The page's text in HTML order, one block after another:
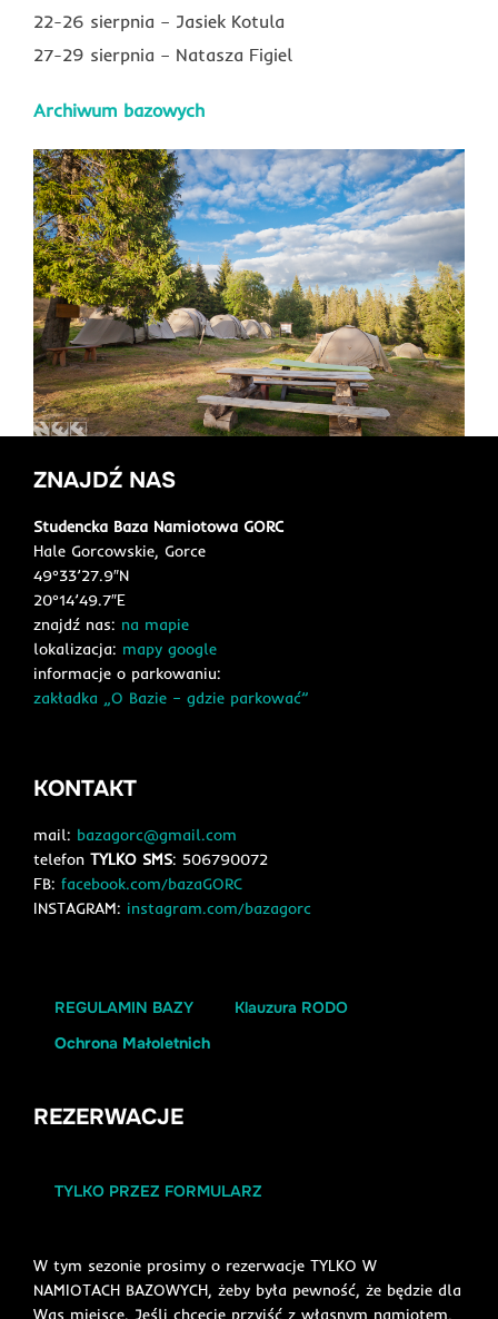
22-26 sierpnia – Jasiek Kotula
27-29 sierpnia – Natasza Figiel
Archiwum bazowych
ZNAJDŹ NAS
Studencka Baza Namiotowa GORC
Hale Gorcowskie, Gorce
49°33’27.9″N
20°14’49.7″E
znajdź nas: na mapie
lokalizacja: mapy google
informacje o parkowaniu:
zakładka „O Bazie – gdzie parkować”
KONTAKT
mail: bazagorc@gmail.com
telefon TYLKO SMS: 506790072
FB: facebook.com/bazaGORC
INSTAGRAM: instagram.com/bazagorc
REGULAMIN BAZY
Klauzura RODO
Ochrona Małoletnich
REZERWACJE
TYLKO PRZEZ FORMULARZ
W tym sezonie prosimy o rezerwacje TYLKO W
NAMIOTACH BAZOWYCH, żeby była pewność, że będzie dla
Was miejsce. Jeśli chcecie przyjść z własnym namiotem,